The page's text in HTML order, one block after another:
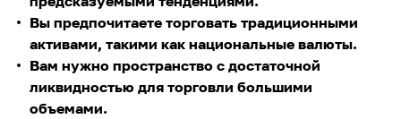
Вы предпочитаете торговать традиционными
активами, такими как национальные валюты.
Вам нужно пространство с достаточной
ликвидностью для торговли большими
объемами.